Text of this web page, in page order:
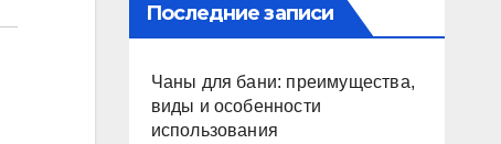
Последние записи
Чаны для бани: преимущества,
виды и особенности
использования